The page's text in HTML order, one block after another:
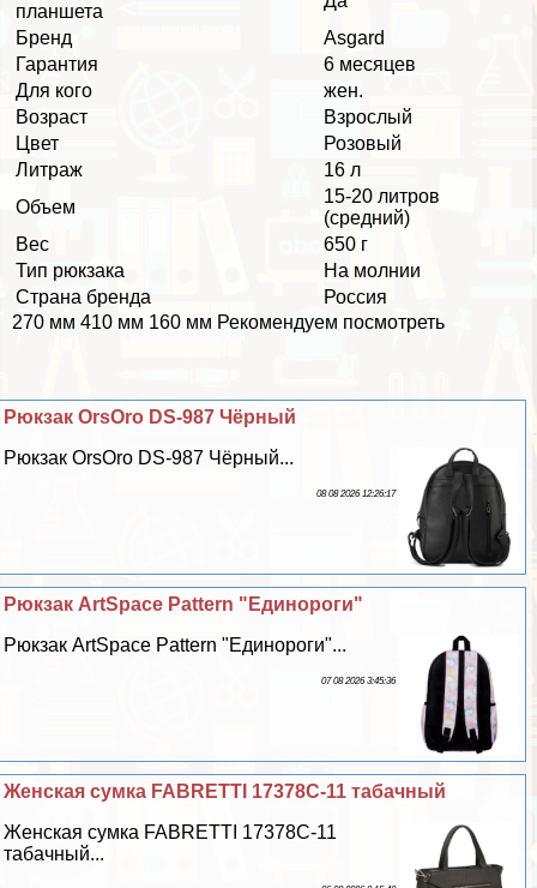
планшета
Бренд
Asgard
Гарантия
6 месяцев
Для кого
жен.
Возраст
Взрослый
Цвет
Розовый
Литраж
16 л
Объем
15-20 литров
(средний)
Вес
650 г
Тип рюкзака
На молнии
Страна бренда
Россия
270 мм 410 мм 160 мм Рекомендуем посмотреть
Рюкзак OrsOro DS-987 Чёрный
Рюкзак OrsOro DS-987 Чёрный...
08 08 2026 12:26:17
Рюкзак ArtSpace Pattern "Единороги"
Рюкзак ArtSpace Pattern "Единороги"...
07 08 2026 3:45:36
Женская сумка FABRETTI 17378C-11 табачный
Женская сумка FABRETTI 17378C-11
табачный...